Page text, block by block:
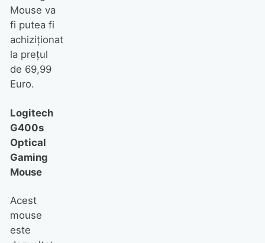
Mouse va
fi putea fi
achiziţionat
la preţul
de 69,99
Euro.
Logitech
G400s
Optical
Gaming
Mouse
Acest
mouse
este